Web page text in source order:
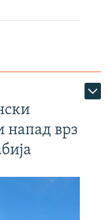
напад врз